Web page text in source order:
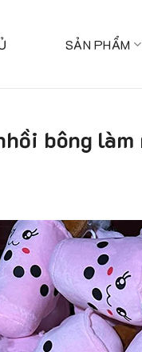
SẢN PHẨM
bông